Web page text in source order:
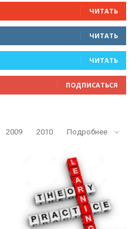
ЧИТАТЬ
ЧИТАТЬ
ЧИТАТЬ
ПОДПИСАТЬСЯ
2009 2010 Подробнее